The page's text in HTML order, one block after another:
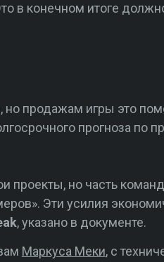
в конечном итоге
продажам игры это
прогноза по
проекты, но часть
Эти усилия
, указано в документе.
Маркуса Меки, с